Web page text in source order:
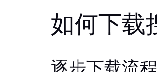
如何下载